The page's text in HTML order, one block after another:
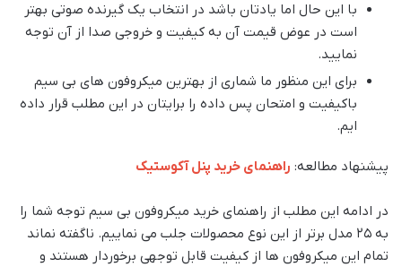
با این حال اما یادتان باشد در انتخاب یک گیرنده صوتی بهتر
است در عوض قیمت آن به کیفیت و خروجی صدا از آن توجه
نمایید.
برای این منظور ما شماری از بهترین میکروفون های بی سیم
باکیفیت و امتحان پس داده را برایتان در این مطلب قرار داده
ایم.
پیشنهاد مطالعه: راهنمای خرید پنل آکوستیک
در ادامه این مطلب از راهنمای خرید میکروفون بی سیم توجه شما را
به ۲۵ مدل برتر از این نوع محصولات جلب می نماییم. ناگفته نماند
تمام این میکروفون ها از کیفیت قابل توجهی برخوردار هستند و